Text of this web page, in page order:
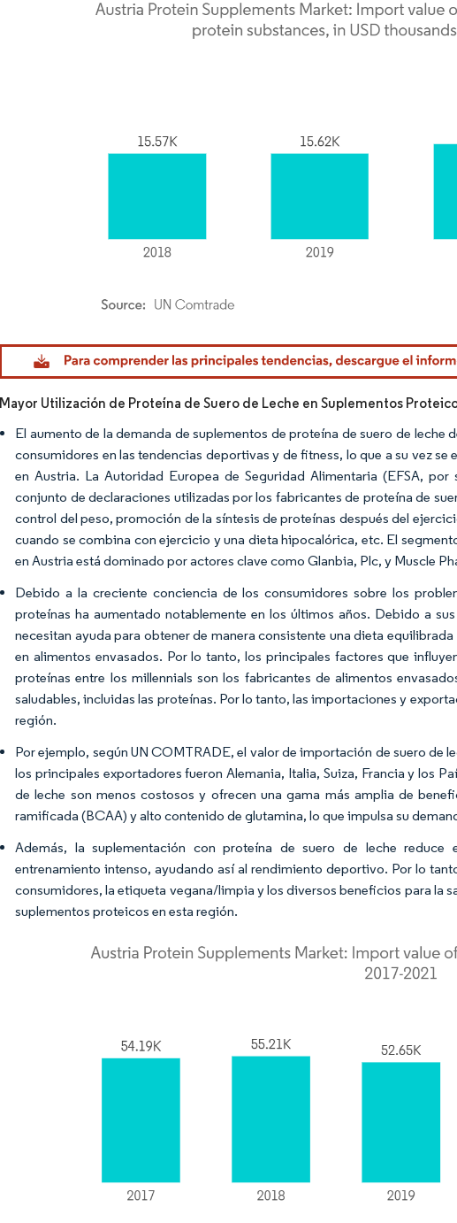
Imagen © Mordor Intelligence. El uso requiere atribución según CC BY 4.0.
Mayor Utilización de Proteína de Suero de Leche en Suplementos
El aumento de la demanda de suplementos de proteína de suero de
consumidores en las tendencias deportivas y de fitness, lo que a su vez
en Austria. La Autoridad Europea de Seguridad Alimentaria (EFSA,
conjunto de declaraciones utilizadas por los fabricantes de proteína de
control del peso, promoción de la síntesis de proteínas después del
cuando se combina con ejercicio y una dieta hipocalórica, etc. El
en Austria está dominado por actores clave como Glanbia, Plc, y Muscle
Debido a la creciente conciencia de los consumidores sobre los
proteínas ha aumentado notablemente en los últimos años. Debido a
necesitan ayuda para obtener de manera consistente una dieta
en alimentos envasados. Por lo tanto, los principales factores que
proteínas entre los millennials son los fabricantes de alimentos
saludables, incluidas las proteínas. Por lo tanto, las importaciones y
región.
Por ejemplo, según UN COMTRADE, el valor de importación de suero de
los principales exportadores fueron Alemania, Italia, Suiza, Francia y los
de leche son menos costosos y ofrecen una gama más amplia de
ramificada (BCAA) y alto contenido de glutamina, lo que impulsa su
Además, la suplementación con proteína de suero de leche
entrenamiento intenso, ayudando así al rendimiento deportivo. Por lo
consumidores, la etiqueta vegana/limpia y los diversos beneficios para la
suplementos proteicos en esta región.